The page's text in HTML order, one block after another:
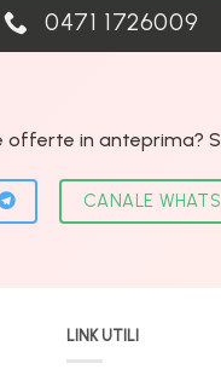
0471 1726009
in anteprima?
CANALE
LINK UTILI